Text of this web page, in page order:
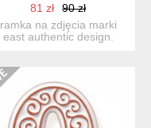
81 zł
90 zł
ramka na zdjęcia marki
east authentic design.